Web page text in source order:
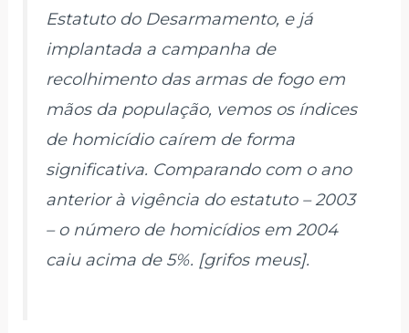
Estatuto do Desarmamento, e já
implantada a campanha de
recolhimento das armas de fogo em
mãos da população, vemos os índices
de homicídio caírem de forma
significativa. Comparando com o ano
anterior à vigência do estatuto – 2003
– o número de homicídios em 2004
caiu acima de 5%. [grifos meus].